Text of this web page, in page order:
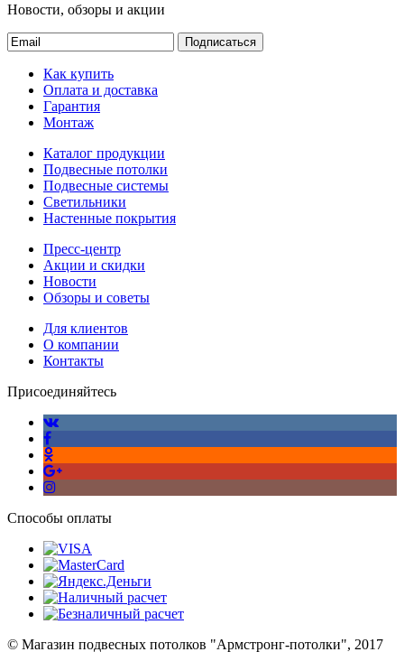
Новости, обзоры и акции
Подписаться
Как купить
Оплата и доставка
Гарантия
Монтаж
Каталог продукции
Подвесные потолки
Подвесные системы
Светильники
Настенные покрытия
Пресс-центр
Акции и скидки
Новости
Обзоры и советы
Для клиентов
О компании
Контакты
Присоединяйтесь
Способы оплаты
© Магазин подвесных потолков "Армстронг-потолки", 2017